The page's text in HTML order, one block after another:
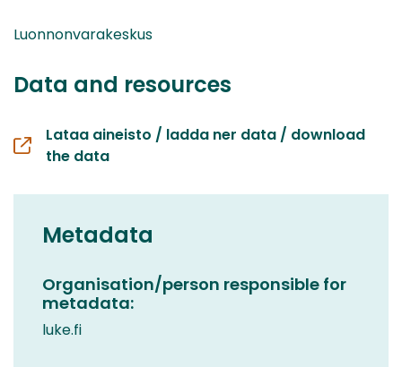
Luonnonvarakeskus
Data and resources
Lataa aineisto / ladda ner data / download
the data
Metadata
Organisation/person responsible for
metadata:
luke.fi